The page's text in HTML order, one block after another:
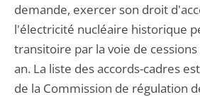
demande, exercer son droit
l'électricité nucléaire historique
transitoire par la voie de
an. La liste des accords-cadres
de la Commission de régulation